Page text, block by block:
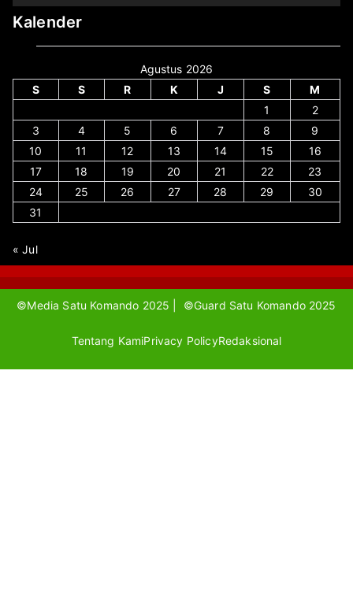
Kalender
Agustus 2026
S
S R K J S
M
1
2
3
4 5 6 7 8
9
10
11 12 13 14 15
16
17
18 19 20 21 22
23
24
25 26 27 28 29
30
31
« Jul
©Media Satu Komando 2025 | ©Guard Satu Komando 2025
Tentang KamiPrivacy PolicyRedaksional